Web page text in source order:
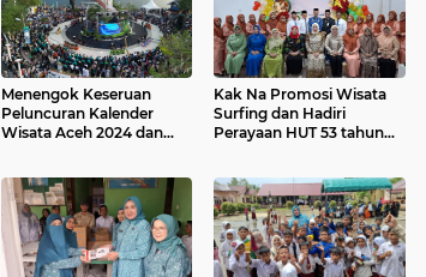
Menengok Keseruan
Peluncuran Kalender
Wisata Aceh 2024 dan
Kak Na Promosi Wisata
Surfing dan Hadiri
Perayaan HUT 53 tahun